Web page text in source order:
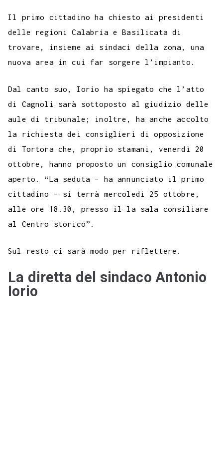
Il primo cittadino ha chiesto ai presidenti
delle regioni Calabria e Basilicata di
trovare, insieme ai sindaci della zona, una
nuova area in cui far sorgere l’impianto.
Dal canto suo, Iorio ha spiegato che l’atto
di Cagnoli sarà sottoposto al giudizio delle
aule di tribunale; inoltre, ha anche accolto
la richiesta dei consiglieri di opposizione
di Tortora che, proprio stamani, venerdì 20
ottobre, hanno proposto un consiglio comunale
aperto. “La seduta – ha annunciato il primo
cittadino – si terrà mercoledì 25 ottobre,
alle ore 18.30, presso il la sala consiliare
al Centro storico”.
Sul resto ci sarà modo per riflettere.
La diretta del sindaco Antonio
Iorio